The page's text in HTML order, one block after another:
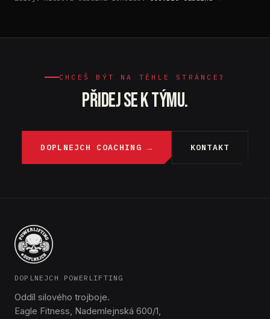
CHCEŠ BÝT NA TÉHLE STRÁNCE?
PŘIDEJ SE K TÝMU.
DOPLNEJCH COACHING → KONTAKT
DOPLNEJCH POWERLIFTING
Oddíl silového trojboje.
Eagle Fitness, Nademlejnská 600/1,